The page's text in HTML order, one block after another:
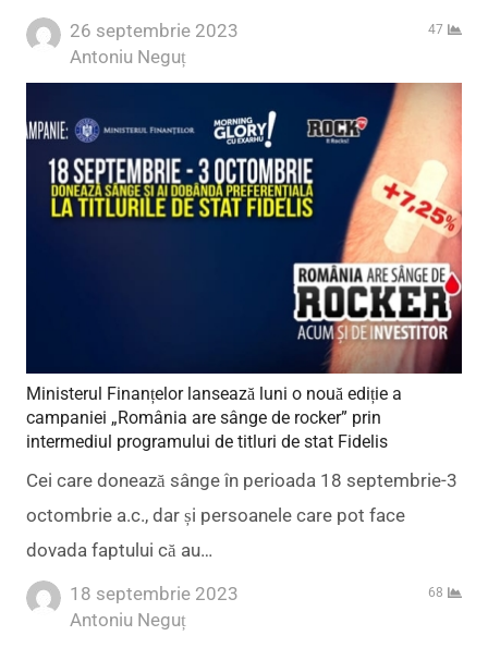
26 septembrie 2023
Author
Antoniu Neguț
47
Ministerul Finanțelor lansează luni o nouă ediție a
campaniei „România are sânge de rocker” prin
intermediul programului de titluri de stat Fidelis
Cei care donează sânge în perioada 18 septembrie-3
octombrie a.c., dar și persoanele care pot face
dovada faptului că au…
18 septembrie 2023
Author
Antoniu Neguț
68